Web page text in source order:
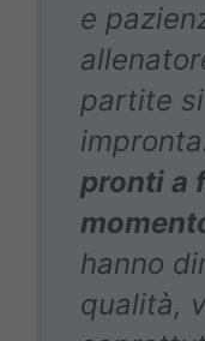
e
partite
pronti a
hanno
qualità,